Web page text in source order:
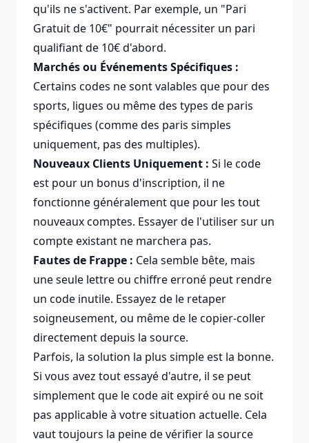
qu'ils ne s'activent. Par exemple, un "Pari
Gratuit de 10€" pourrait nécessiter un pari
qualifiant de 10€ d'abord.
Marchés ou Événements Spécifiques :
Certains codes ne sont valables que pour des
sports, ligues ou même des types de paris
spécifiques (comme des paris simples
uniquement, pas des multiples).
Nouveaux Clients Uniquement : Si le code
est pour un bonus d'inscription, il ne
fonctionne généralement que pour les tout
nouveaux comptes. Essayer de l'utiliser sur un
compte existant ne marchera pas.
Fautes de Frappe : Cela semble bête, mais
une seule lettre ou chiffre erroné peut rendre
un code inutile. Essayez de le retaper
soigneusement, ou même de le copier-coller
directement depuis la source.
Parfois, la solution la plus simple est la bonne.
Si vous avez tout essayé d'autre, il se peut
simplement que le code ait expiré ou ne soit
pas applicable à votre situation actuelle. Cela
vaut toujours la peine de vérifier la source